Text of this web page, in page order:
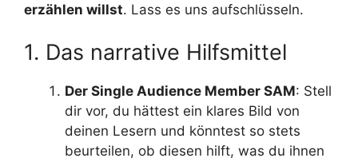
erzählen willst. Lass es uns aufschlüsseln.
1. Das narrative Hilfsmittel
Der Single Audience Member SAM: Stell
dir vor, du hättest ein klares Bild von
deinen Lesern und könntest so stets
beurteilen, ob diesen hilft, was du ihnen